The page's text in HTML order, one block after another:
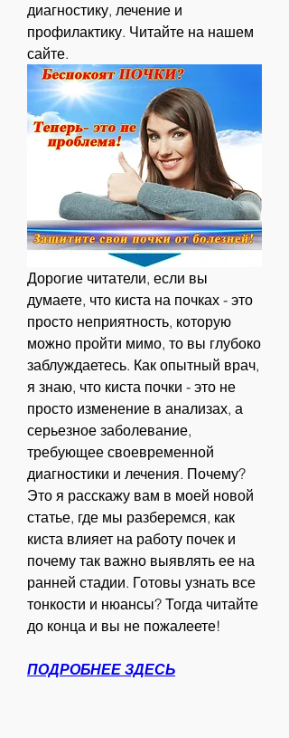
диагностику, лечение и
профилактику. Читайте на нашем
сайте.
Дорогие читатели, если вы
думаете, что киста на почках - это
просто неприятность, которую
можно пройти мимо, то вы глубоко
заблуждаетесь. Как опытный врач,
я знаю, что киста почки - это не
просто изменение в анализах, а
серьезное заболевание,
требующее своевременной
диагностики и лечения. Почему?
Это я расскажу вам в моей новой
статье, где мы разберемся, как
киста влияет на работу почек и
почему так важно выявлять ее на
ранней стадии. Готовы узнать все
тонкости и нюансы? Тогда читайте
до конца и вы не пожалеете!
ПОДРОБНЕЕ ЗДЕСЬ